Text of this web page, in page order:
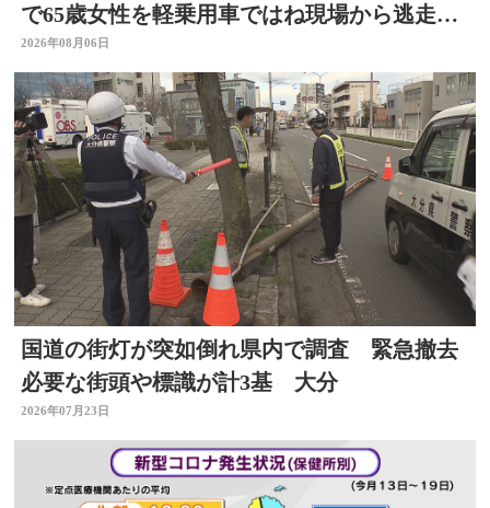
で65歳女性を軽乗用車ではね現場から逃走し
た疑い
2026年08月06日
国道の街灯が突如倒れ県内で調査 緊急撤去
必要な街頭や標識が計3基 大分
2026年07月23日